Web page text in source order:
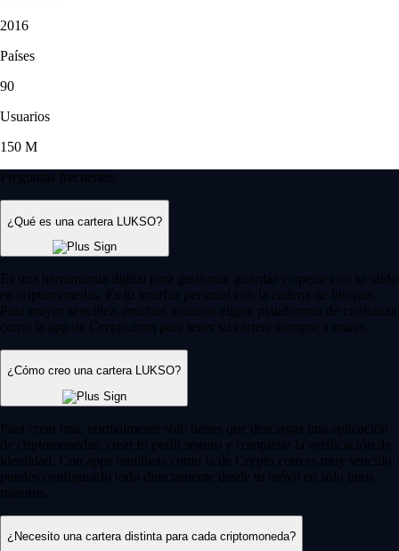
2016
Países
90
Usuarios
150 M
Preguntas frecuentes
¿Qué es una cartera LUKSO?
Es una herramienta digital para gestionar, guardar y operar con tu saldo
en criptomonedas. Es tu interfaz personal con la cadena de bloques.
Para mayor sencillez, muchos usuarios eligen plataformas de confianza
como la app de Crypto.com para tener su cartera siempre a mano.
¿Cómo creo una cartera LUKSO?
Para crear una, normalmente solo tienes que descargar una aplicación
de criptomonedas, crear tu perfil seguro y completar la verificación de
identidad. Con apps intuitivas como la de Crypto.com es muy sencillo:
puedes configurarlo todo directamente desde tu móvil en solo unos
minutos.
¿Necesito una cartera distinta para cada criptomoneda?